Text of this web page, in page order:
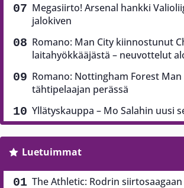
Megasiirto! Arsenal hankki
jalokiven
Romano: Man City kiinnostunut
laitahyökkääjästä – neuvottelut
Romano: Nottingham Forest Man
tähtipelaajan perässä
Yllätyskauppa – Mo Salahin uusi
Luetuimmat
The Athletic: Rodrin